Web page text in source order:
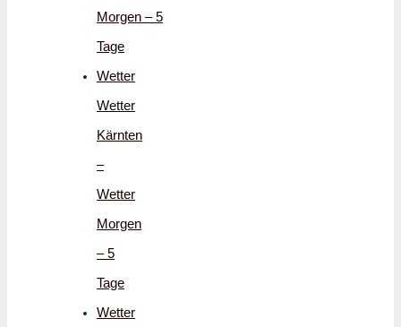
Morgen – 5
Tage
Wetter
Wetter
Kärnten
–
Wetter
Morgen
– 5
Tage
Wetter